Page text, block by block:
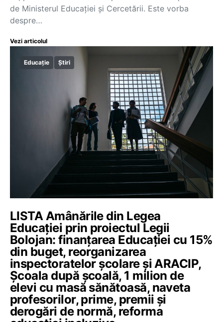
de Ministerul Educației și Cercetării. Este vorba
despre…
Vezi articolul
Educație Știri
LISTA Amânările din Legea
Educației prin proiectul Legii
Bolojan: finanțarea Educației cu 15%
din buget, reorganizarea
inspectoratelor școlare și ARACIP,
Școala după școală, 1 milion de
elevi cu masă sănătoasă, naveta
profesorilor, prime, premii și
derogări de normă, reforma